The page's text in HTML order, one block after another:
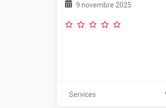
9 novembre 2025
Services